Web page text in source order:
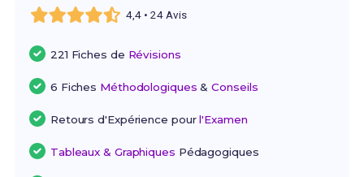
4,4 • 24 Avis
221 Fiches de Révisions
6 Fiches Méthodologiques &Conseils
Retours d'Expérience pourl'Examen
Tableaux & Graphiques Pédagogiques